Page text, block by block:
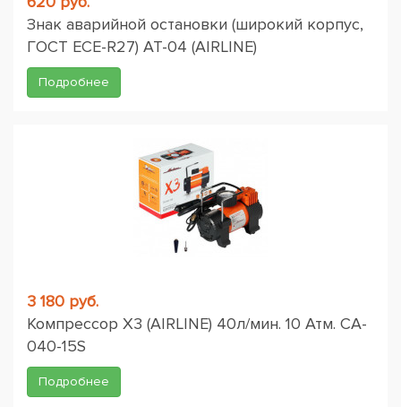
Знак аварийной остановки (широкий корпус,
ГОСТ ЕСЕ-R27) AT-04 (AIRLINE)
Подробнее
3 180 руб.
Компрессор X3 (AIRLINE) 40л/мин. 10 Атм. CA-
040-15S
Подробнее